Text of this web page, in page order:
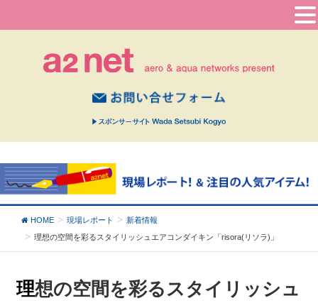
HOME 現場レポート
新着情報
理想の空間を彩るスタイリッシュエアコンダイキン「risora(リソラ)」
理想の空間を彩るスタイリッシュ